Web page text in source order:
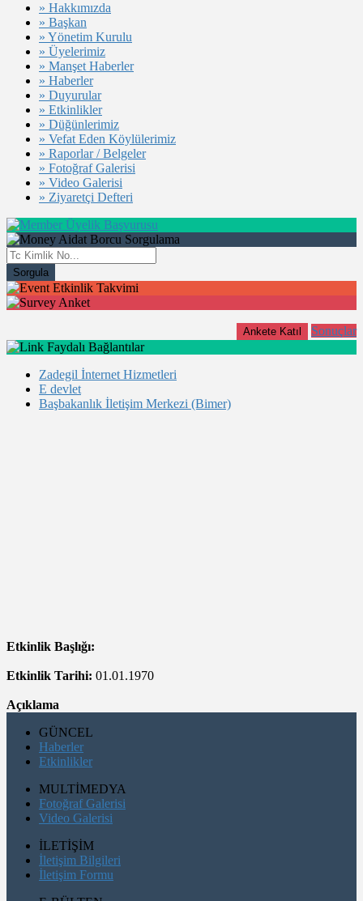
» Hakkımızda
» Başkan
» Yönetim Kurulu
» Üyelerimiz
» Manşet Haberler
» Haberler
» Duyurular
» Etkinlikler
» Düğünlerimiz
» Vefat Eden Köylülerimiz
» Raporlar / Belgeler
» Fotoğraf Galerisi
» Video Galerisi
» Ziyaretçi Defteri
Üyelik Başvurusu
Aidat Borcu Sorgulama
Sorgula
Etkinlik Takvimi
Anket
Ankete Katıl
Sonuçlar
Faydalı Bağlantılar
Zadegil İnternet Hizmetleri
E devlet
Başbakanlık İletişim Merkezi (Bimer)
Etkinlik Başlığı:
Etkinlik Tarihi: 01.01.1970
Açıklama
GÜNCEL
Haberler
Etkinlikler
MULTİMEDYA
Fotoğraf Galerisi
Video Galerisi
İLETİŞİM
İletişim Bilgileri
İletişim Formu